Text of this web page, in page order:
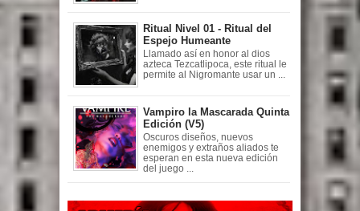
Ritual Nivel 01 - Ritual del
Espejo Humeante
Llamado así en honor al dios
azteca Tezcatlipoca, este ritual le
permite al Nigromante usar un ...
Vampiro la Mascarada Quinta
Edición (V5)
Oscuros diseños, nuevos
enemigos y extraños aliados te
esperan en esta nueva edición
del juego ...